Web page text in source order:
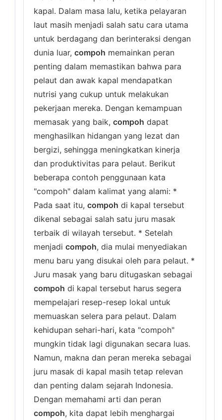
kapal. Dalam masa lalu, ketika pelayaran
laut masih menjadi salah satu cara utama
untuk berdagang dan berinteraksi dengan
dunia luar, compoh memainkan peran
penting dalam memastikan bahwa para
pelaut dan awak kapal mendapatkan
nutrisi yang cukup untuk melakukan
pekerjaan mereka. Dengan kemampuan
memasak yang baik, compoh dapat
menghasilkan hidangan yang lezat dan
bergizi, sehingga meningkatkan kinerja
dan produktivitas para pelaut. Berikut
beberapa contoh penggunaan kata
"compoh" dalam kalimat yang alami: *
Pada saat itu, compoh di kapal tersebut
dikenal sebagai salah satu juru masak
terbaik di wilayah tersebut. * Setelah
menjadi compoh, dia mulai menyediakan
menu baru yang disukai oleh para pelaut. *
Juru masak yang baru ditugaskan sebagai
compoh di kapal tersebut harus segera
mempelajari resep-resep lokal untuk
memuaskan selera para pelaut. Dalam
kehidupan sehari-hari, kata "compoh"
mungkin tidak lagi digunakan secara luas.
Namun, makna dan peran mereka sebagai
juru masak di kapal masih tetap relevan
dan penting dalam sejarah Indonesia.
Dengan memahami arti dan peran
compoh, kita dapat lebih menghargai